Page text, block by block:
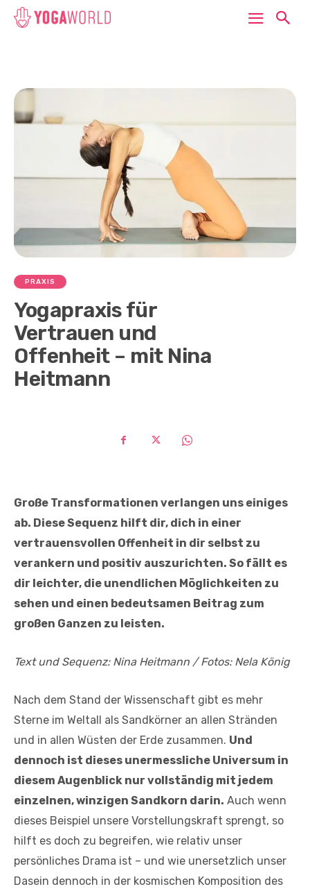
PRAXIS
Yogapraxis für
Vertrauen und
Offenheit – mit Nina
Heitmann
Große Transformationen verlangen uns einiges
ab. Diese Sequenz hilft dir, dich in einer
vertrauensvollen Offenheit in dir selbst zu
verankern und positiv auszurichten. So fällt es
dir leichter, die unendlichen Möglichkeiten zu
sehen und einen bedeutsamen Beitrag zum
großen Ganzen zu leisten.
Text und Sequenz: Nina Heitmann / Fotos: Nela König
Nach dem Stand der Wissenschaft gibt es mehr
Sterne im Weltall als Sandkörner an allen Stränden
und in allen Wüsten der Erde zusammen. Und
dennoch ist dieses unermessliche Universum in
diesem Augenblick nur vollständig mit jedem
einzelnen, winzigen Sandkorn darin. Auch wenn
dieses Beispiel unsere Vorstellungskraft sprengt, so
hilft es doch zu begreifen, wie relativ unser
persönliches Drama ist – und wie unersetzlich unser
Dasein dennoch in der kosmischen Komposition des